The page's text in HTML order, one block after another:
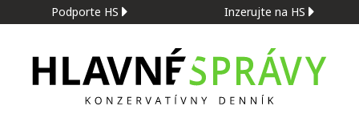
Podporte HS Inzerujte na HS